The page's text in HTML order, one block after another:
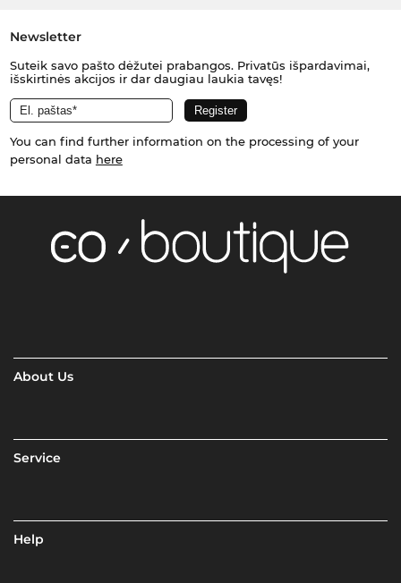
Newsletter
Suteik savo pašto dėžutei prabangos. Privatūs išpardavimai,
išskirtinės akcijos ir dar daugiau laukia tavęs!
You can find further information on the processing of your
personal data here
About Us
Service
Help